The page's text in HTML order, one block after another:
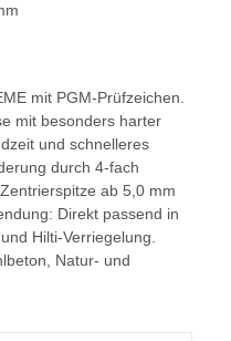
mit PGM-Prüfzeichen.
mit besonders harter
und schnelleres
durch 4-fach
ab 5,0 mm
Direkt passend in
Hilti-Verriegelung.
Natur- und